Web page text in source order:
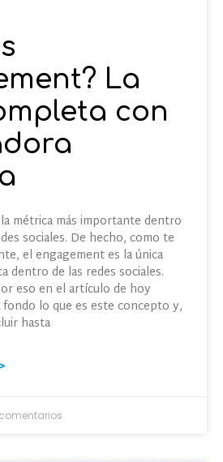
La
con
métrica más importante dentro
sociales. De hecho, como te
el engagement es la única
dentro de las redes sociales.
eso en el artículo de hoy
lo que es este concepto y,
hasta